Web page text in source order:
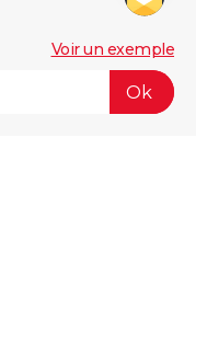
Voir un exemple